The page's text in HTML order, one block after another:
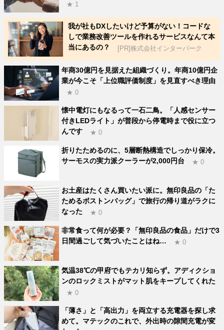
★ 1
我が社もDXしたいけど予算がない！コードな
しで業務改善ツールを作れるサービスなんて本
当にあるの？
[PR]株式会社インターパーク
年商30億円を見据えた組織づくり。年商10億円企
業が今こそ「上位職評価制度」を見直すべき理由
★ 0
懐中電灯にもなるって一石二鳥。「人感センサー
付きLEDライト」が普段から停電時まで役に立つ
んです
★ 0
折りたためるのに、5層断熱構造でしっかり保冷。
サーモスの実力派クーラーが2,000円台
★ 0
お土産はたくさん買いたい派に。無印良品の「た
ためるボストンバッグ」で旅行の帰り道がラクに
なった
★ 0
非常食って何が必要？「無印良品の食品」だけで3
日間過ごして気づいたことはね…
★ 0
気温38℃の甲府でもテカリ知らず。アディクショ
ンのロックミストがマット肌をキープしてくれた
★ 0
「薄さ」と「高出力」を両立する充電器を探し求
めて。マテックのこれで、外出時の隙間充電が変